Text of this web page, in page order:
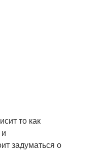
то как
задуматься о